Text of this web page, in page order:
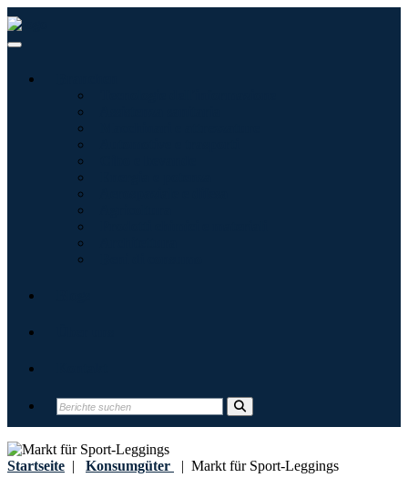
Startseite | Konsumgüter | Markt für Sport-Leggings